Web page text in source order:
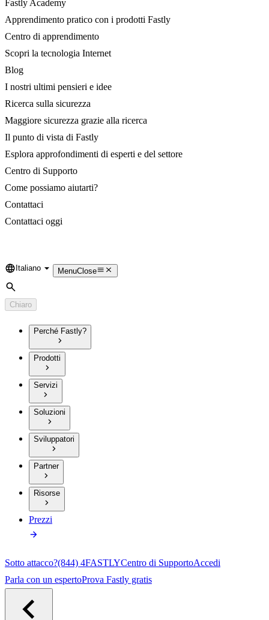
Fastly Academy
Apprendimento pratico con i prodotti Fastly
Centro di apprendimento
Scopri la tecnologia Internet
Blog
I nostri ultimi pensieri e idee
Ricerca sulla sicurezza
Maggiore sicurezza grazie alla ricerca
Il punto di vista di Fastly
Esplora approfondimenti di esperti e del settore
Centro di Supporto
Come possiamo aiutarti?
Contattaci
Contattaci oggi
Language
Italiano MenuClose
Cerca
Chiaro
Perché Fastly?
Prodotti
Servizi
Soluzioni
Sviluppatori
Partner
Risorse
Prezzi
Sotto attacco?(844) 4FASTLYCentro di SupportoAccedi
Parla con un espertoProva Fastly gratis